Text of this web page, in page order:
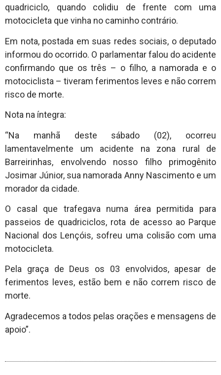
quadriciclo, quando colidiu de frente com uma
motocicleta que vinha no caminho contrário.
Em nota, postada em suas redes sociais, o deputado
informou do ocorrido. O parlamentar falou do acidente
confirmando que os três – o filho, a namorada e o
motociclista – tiveram ferimentos leves e não correm
risco de morte.
Nota na íntegra:
“Na manhã deste sábado (02), ocorreu
lamentavelmente um acidente na zona rural de
Barreirinhas, envolvendo nosso filho primogênito
Josimar Júnior, sua namorada Anny Nascimento e um
morador da cidade.
O casal que trafegava numa área permitida para
passeios de quadriciclos, rota de acesso ao Parque
Nacional dos Lençóis, sofreu uma colisão com uma
motocicleta.
Pela graça de Deus os 03 envolvidos, apesar de
ferimentos leves, estão bem e não correm risco de
morte.
Agradecemos a todos pelas orações e mensagens de
apoio”.